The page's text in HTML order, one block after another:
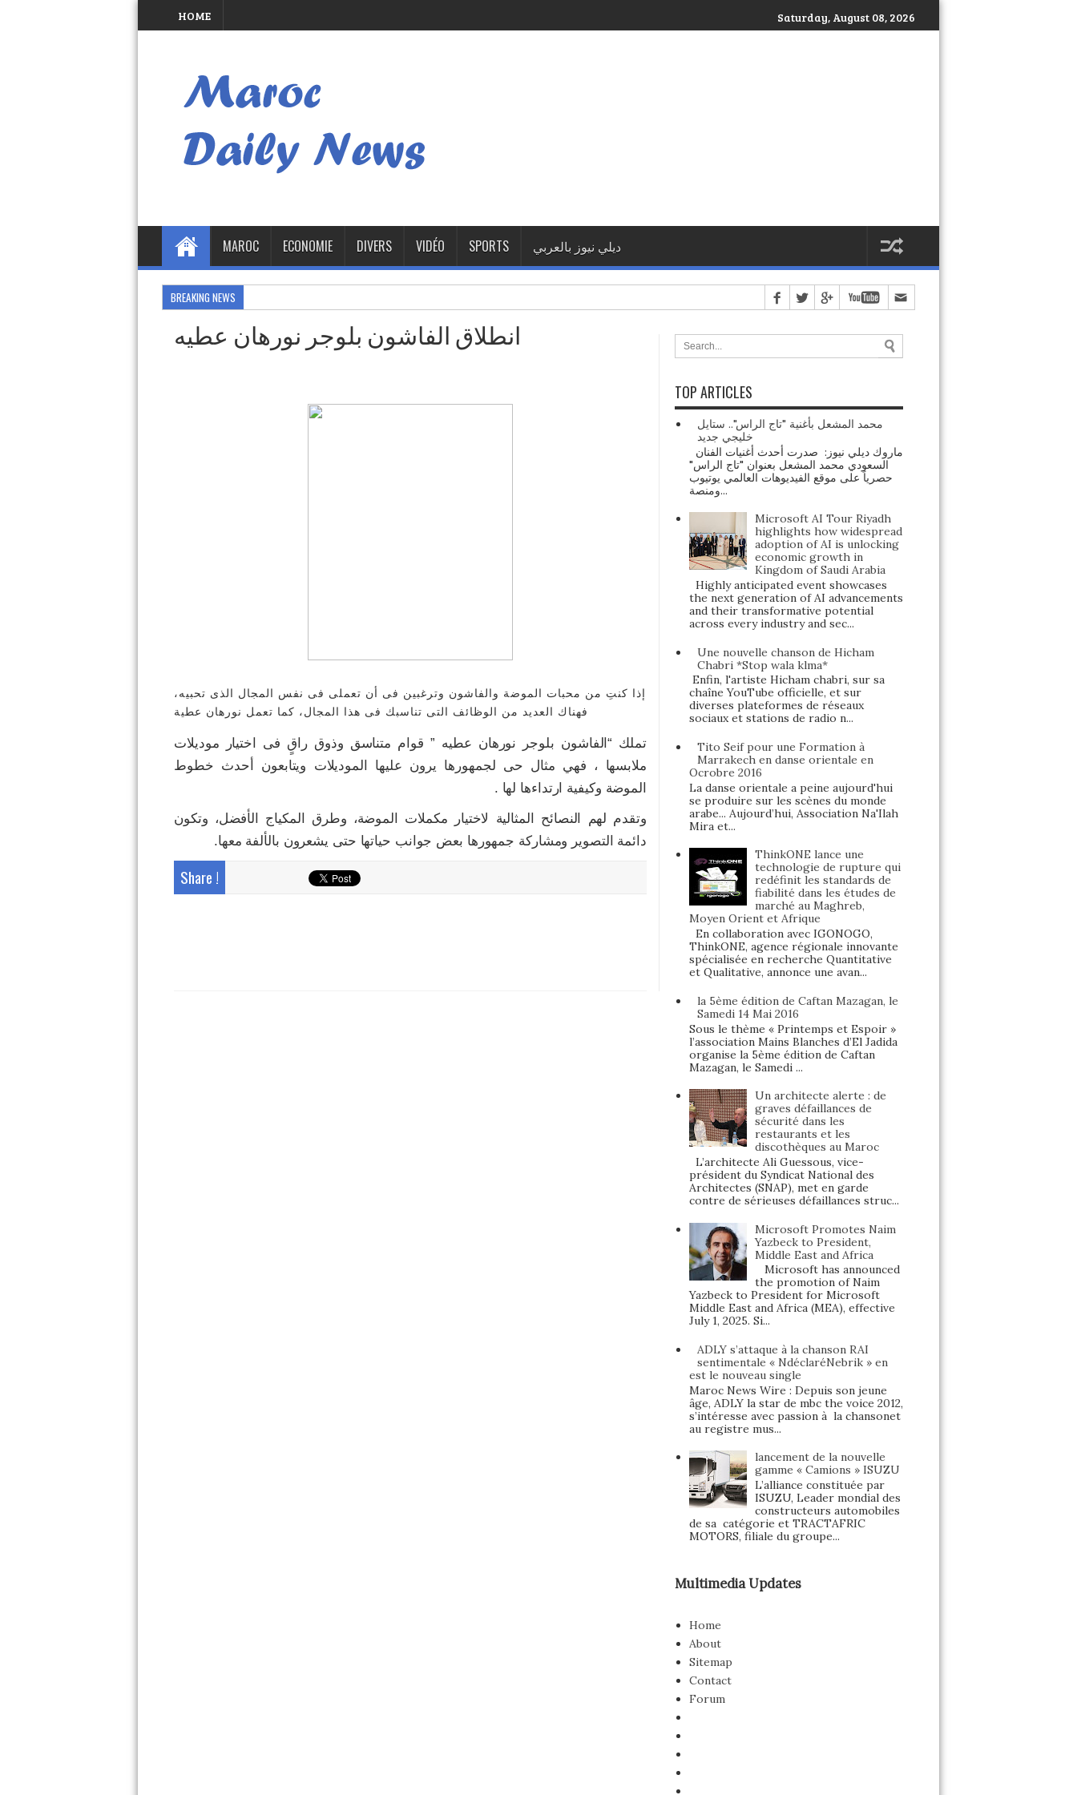
HOME Saturday, August 08, 2026
MAROC ECONOMIE DIVERS VIDÉO SPORTS ديلي نيوز بالعربي
BREAKING NEWS
انطلاق الفاشون بلوجر نورهان عطيه
إذا كنتِ من محبات الموضة والفاشون وترغبين فى أن تعملى فى نفس المجال الذى تحبيه،
فهناك العديد من الوظائف التى تناسبك فى هذا المجال، كما تعمل نورهان عطية
تملك “الفاشون بلوجر نورهان عطيه ” قوام متناسق وذوق راقٍ فى اختيار موديلات
ملابسها ، فهي مثال حى لجمهورها يرون عليها الموديلات ويتابعون أحدث خطوط
الموضة وكيفية ارتداءها لها .
وتقدم لهم النصائح المثالية لاختيار مكملات الموضة، وطرق المكياج الأفضل، وتكون
دائمة التصوير ومشاركة جمهورها بعض جوانب حياتها حتى يشعرون بالألفة معها.
Share !
TOP ARTICLES
محمد المشعل بأغنية "تاج الراس".. ستايل
خليجي جديد
السعودي محمد المشعل بعنوان "تاج الراس"
حصرياً على موقع الفيديوهات العالمي يوتيوب
ومنصة...
Microsoft AI Tour Riyadh
highlights how widespread
adoption of AI is unlocking
economic growth in
Kingdom of Saudi Arabia
Highly anticipated event showcases
the next generation of AI advancements
and their transformative potential
across every industry and sec...
Une nouvelle chanson de Hicham
Chabri *Stop wala klma*
Enfin, l'artiste Hicham chabri, sur sa
chaîne YouTube officielle, et sur
diverses plateformes de réseaux
sociaux et stations de radio n...
Tito Seif pour une Formation à
Marrakech en danse orientale en
Ocrobre 2016
La danse orientale a peine aujourd'hui
se produire sur les scènes du monde
arabe... Aujourd’hui, Association Na'Ilah
Mira et...
ThinkONE lance une
technologie de rupture qui
redéfinit les standards de
fiabilité dans les études de
marché au Maghreb,
Moyen Orient et Afrique
En collaboration avec IGONOGO,
ThinkONE, agence régionale innovante
spécialisée en recherche Quantitative
et Qualitative, annonce une avan...
la 5ème édition de Caftan Mazagan, le
Samedi 14 Mai 2016
Sous le thème « Printemps et Espoir »
l’association Mains Blanches d’El Jadida
organise la 5ème édition de Caftan
Mazagan, le Samedi ...
Un architecte alerte : de
graves défaillances de
sécurité dans les
restaurants et les
discothèques au Maroc
L’architecte Ali Guessous, vice-
président du Syndicat National des
Architectes (SNAP), met en garde
contre de sérieuses défaillances struc...
Microsoft Promotes Naim
Yazbeck to President,
Middle East and Africa
Microsoft has announced
the promotion of Naim
Yazbeck to President for Microsoft
Middle East and Africa (MEA), effective
July 1, 2025. Si...
ADLY s’attaque à la chanson RAI
sentimentale « NdéclaréNebrik » en
est le nouveau single
Maroc News Wire : Depuis son jeune
âge, ADLY la star de mbc the voice 2012,
s’intéresse avec passion à la chansonet
au registre mus...
lancement de la nouvelle
gamme « Camions » ISUZU
L’alliance constituée par
ISUZU, Leader mondial des
constructeurs automobiles
de sa catégorie et TRACTAFRIC
MOTORS, filiale du groupe...
Multimedia Updates
Home
About
Sitemap
Contact
Forum